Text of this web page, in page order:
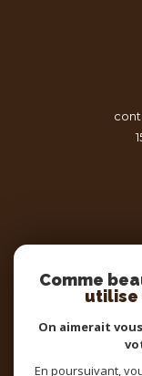
Comme
utilise
On aimerait
En poursuivant,